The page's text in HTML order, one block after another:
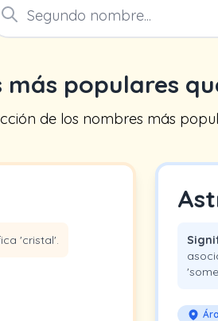
más populares
de los nombres más
'cristal'.